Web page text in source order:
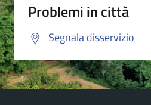
Problemi in città
Segnala disservizio